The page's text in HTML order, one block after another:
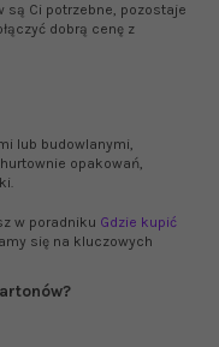
są Ci potrzebne, pozostaje
dobrą cenę z
lub budowlanymi,
opakowań,
w poradniku Gdzie kupić
się na kluczowych